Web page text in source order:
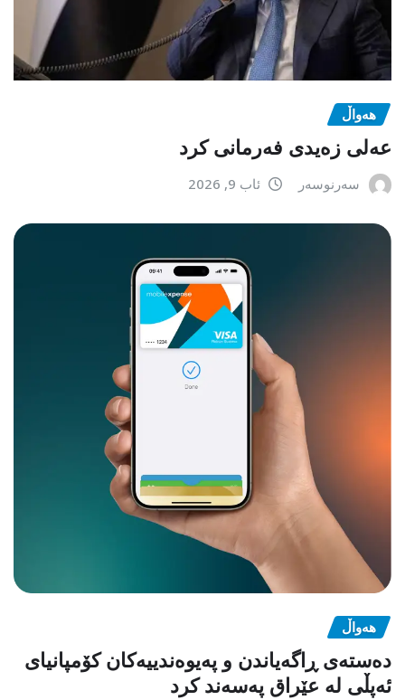
هەواڵ
عەلی زەیدی فەرمانی کرد
سەرنوسەر ئاب 9, 2026
هەواڵ
دەستەی ڕاگەیاندن و پەیوەندییەکان کۆمپانیای
ئەپڵی لە عێراق پەسەند کرد